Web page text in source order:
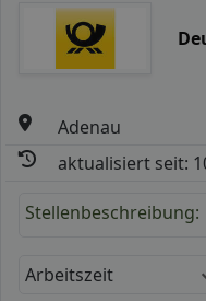
Adenau
aktualisiert seit:
Stellenbeschreibung:
Arbeitszeit